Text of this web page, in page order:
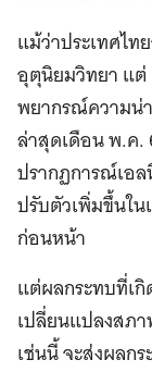
แม้ว่าประเทศไท
อุตุนิยมวิทยา แต่
พยากรณ์ความน่
ล่าสุดเดือน พ.ค.
ปรากฏการณ์เอ
ปรับตัวเพิ่มขึ้นใ
ก่อนหน้า
แต่ผลกระทบที่เ
เปลี่ยนแปลงสภ
เช่นนี้ จะส่งผลก